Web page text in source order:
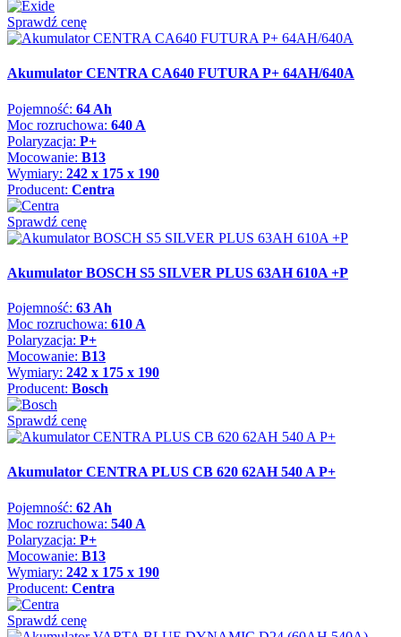
Sprawdź cenę
Akumulator CENTRA CA640 FUTURA P+ 64AH/640A
Pojemność: 64 Ah
Moc rozruchowa: 640 A
Polaryzacja: P+
Mocowanie: B13
Wymiary: 242 x 175 x 190
Producent: Centra
Sprawdź cenę
Akumulator BOSCH S5 SILVER PLUS 63AH 610A +P
Pojemność: 63 Ah
Moc rozruchowa: 610 A
Polaryzacja: P+
Mocowanie: B13
Wymiary: 242 x 175 x 190
Producent: Bosch
Sprawdź cenę
Akumulator CENTRA PLUS CB 620 62AH 540 A P+
Pojemność: 62 Ah
Moc rozruchowa: 540 A
Polaryzacja: P+
Mocowanie: B13
Wymiary: 242 x 175 x 190
Producent: Centra
Sprawdź cenę